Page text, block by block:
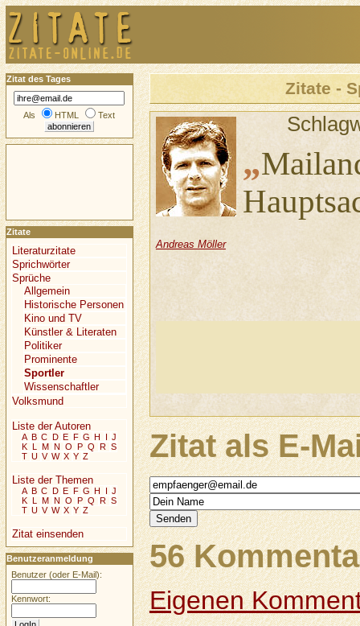
Zitate -
„
Andreas Möller
Zitat als E-
56
Eigenen
Zitat des Tages
Als HTML Text
Zitate
Literaturzitate
Sprichwörter
Sprüche
Allgemein
Historische Personen
Kino und TV
Künstler & Literaten
Politiker
Prominente
Sportler
Wissenschaftler
Volksmund
Liste der Autoren
A B C D E F G H I J
K L M N O P Q R S
T U V W X Y Z
Liste der Themen
A B C D E F G H I J
K L M N O P Q R S
T U V W X Y Z
Zitat einsenden
Benutzeranmeldung
Benutzer (oder E-Mail):
Kennwort: